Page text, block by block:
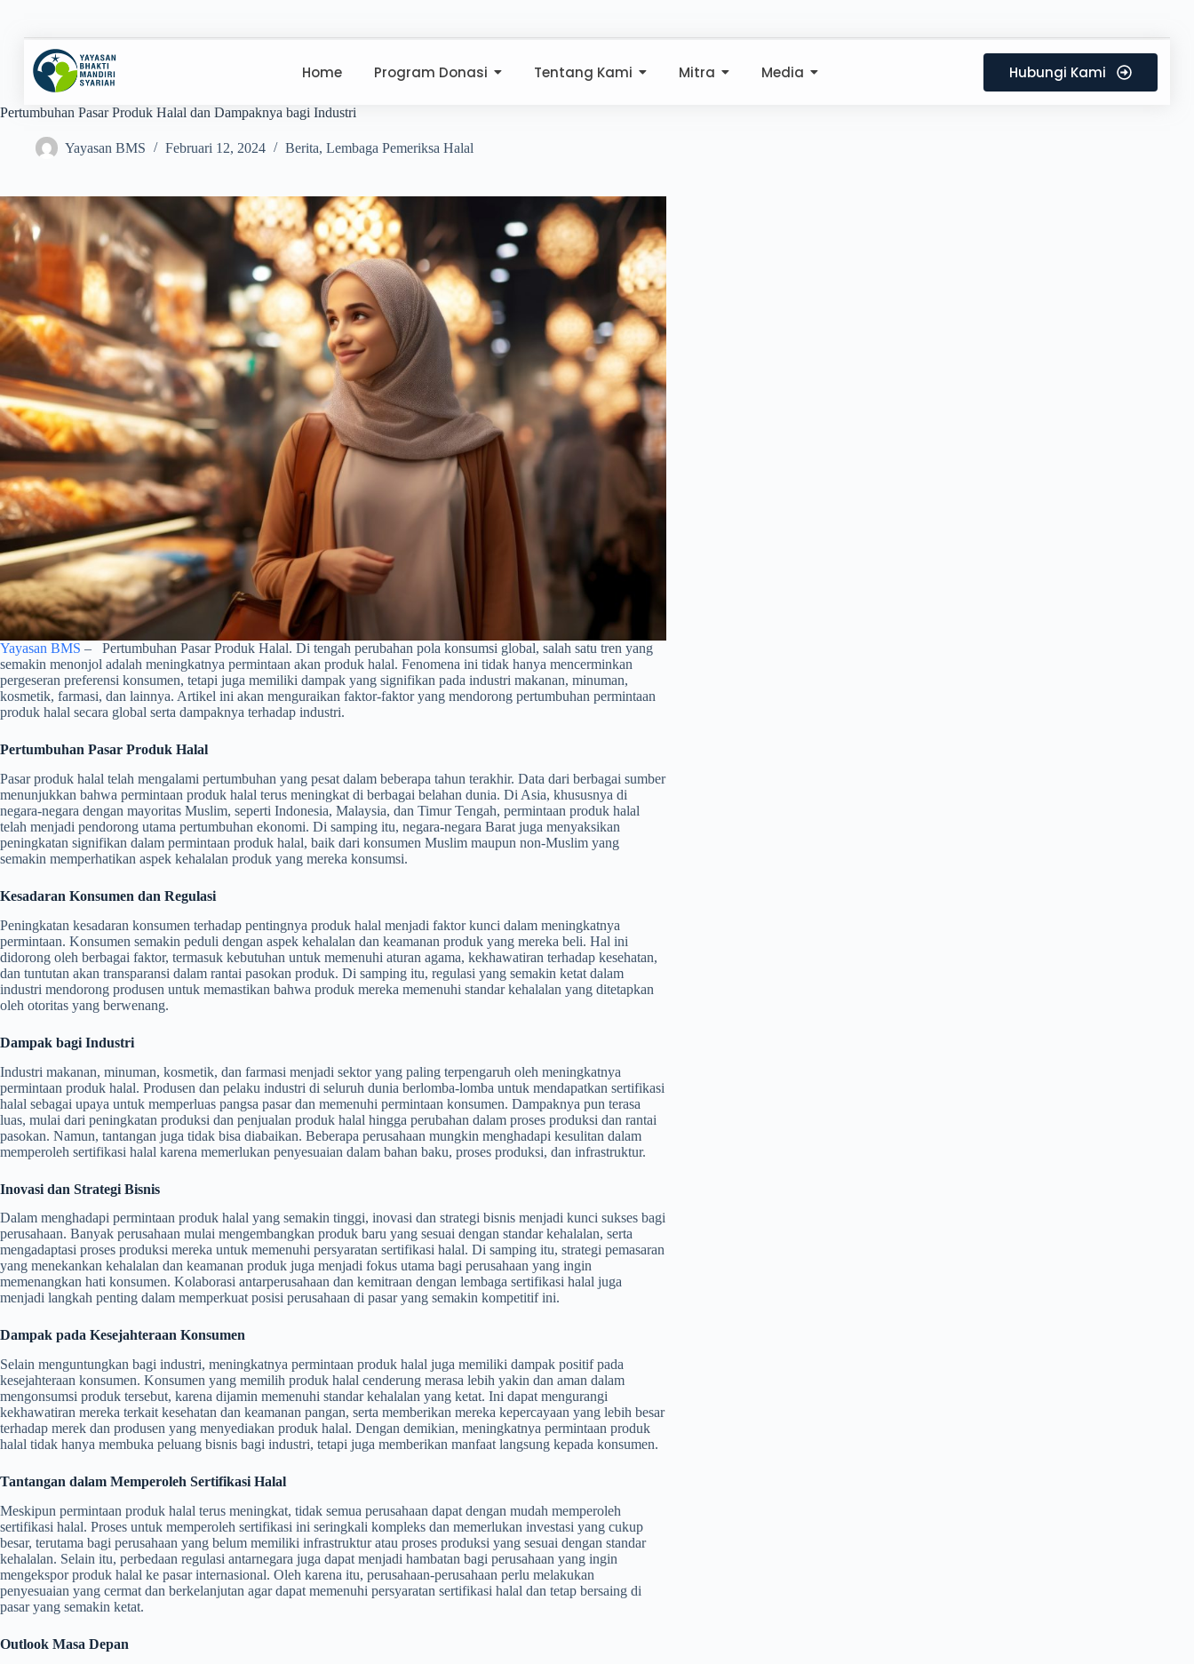
Home Program Donasi Tentang Kami Mitra Media Hubungi Kami
Pertumbuhan Pasar Produk Halal dan Dampaknya bagi Industri
Yayasan BMS Februari 12, 2024 Berita, Lembaga Pemeriksa Halal
Yayasan BMS – Pertumbuhan Pasar Produk Halal. Di tengah perubahan pola konsumsi global, salah satu tren yang
semakin menonjol adalah meningkatnya permintaan akan produk halal. Fenomena ini tidak hanya mencerminkan
pergeseran preferensi konsumen, tetapi juga memiliki dampak yang signifikan pada industri makanan, minuman,
kosmetik, farmasi, dan lainnya. Artikel ini akan menguraikan faktor-faktor yang mendorong pertumbuhan permintaan
produk halal secara global serta dampaknya terhadap industri.
Pertumbuhan Pasar Produk Halal
Pasar produk halal telah mengalami pertumbuhan yang pesat dalam beberapa tahun terakhir. Data dari berbagai sumber
menunjukkan bahwa permintaan produk halal terus meningkat di berbagai belahan dunia. Di Asia, khususnya di
negara-negara dengan mayoritas Muslim, seperti Indonesia, Malaysia, dan Timur Tengah, permintaan produk halal
telah menjadi pendorong utama pertumbuhan ekonomi. Di samping itu, negara-negara Barat juga menyaksikan
peningkatan signifikan dalam permintaan produk halal, baik dari konsumen Muslim maupun non-Muslim yang
semakin memperhatikan aspek kehalalan produk yang mereka konsumsi.
Kesadaran Konsumen dan Regulasi
Peningkatan kesadaran konsumen terhadap pentingnya produk halal menjadi faktor kunci dalam meningkatnya
permintaan. Konsumen semakin peduli dengan aspek kehalalan dan keamanan produk yang mereka beli. Hal ini
didorong oleh berbagai faktor, termasuk kebutuhan untuk memenuhi aturan agama, kekhawatiran terhadap kesehatan,
dan tuntutan akan transparansi dalam rantai pasokan produk. Di samping itu, regulasi yang semakin ketat dalam
industri mendorong produsen untuk memastikan bahwa produk mereka memenuhi standar kehalalan yang ditetapkan
oleh otoritas yang berwenang.
Dampak bagi Industri
Industri makanan, minuman, kosmetik, dan farmasi menjadi sektor yang paling terpengaruh oleh meningkatnya
permintaan produk halal. Produsen dan pelaku industri di seluruh dunia berlomba-lomba untuk mendapatkan sertifikasi
halal sebagai upaya untuk memperluas pangsa pasar dan memenuhi permintaan konsumen. Dampaknya pun terasa
luas, mulai dari peningkatan produksi dan penjualan produk halal hingga perubahan dalam proses produksi dan rantai
pasokan. Namun, tantangan juga tidak bisa diabaikan. Beberapa perusahaan mungkin menghadapi kesulitan dalam
memperoleh sertifikasi halal karena memerlukan penyesuaian dalam bahan baku, proses produksi, dan infrastruktur.
Inovasi dan Strategi Bisnis
Dalam menghadapi permintaan produk halal yang semakin tinggi, inovasi dan strategi bisnis menjadi kunci sukses bagi
perusahaan. Banyak perusahaan mulai mengembangkan produk baru yang sesuai dengan standar kehalalan, serta
mengadaptasi proses produksi mereka untuk memenuhi persyaratan sertifikasi halal. Di samping itu, strategi pemasaran
yang menekankan kehalalan dan keamanan produk juga menjadi fokus utama bagi perusahaan yang ingin
memenangkan hati konsumen. Kolaborasi antarperusahaan dan kemitraan dengan lembaga sertifikasi halal juga
menjadi langkah penting dalam memperkuat posisi perusahaan di pasar yang semakin kompetitif ini.
Dampak pada Kesejahteraan Konsumen
Selain menguntungkan bagi industri, meningkatnya permintaan produk halal juga memiliki dampak positif pada
kesejahteraan konsumen. Konsumen yang memilih produk halal cenderung merasa lebih yakin dan aman dalam
mengonsumsi produk tersebut, karena dijamin memenuhi standar kehalalan yang ketat. Ini dapat mengurangi
kekhawatiran mereka terkait kesehatan dan keamanan pangan, serta memberikan mereka kepercayaan yang lebih besar
terhadap merek dan produsen yang menyediakan produk halal. Dengan demikian, meningkatnya permintaan produk
halal tidak hanya membuka peluang bisnis bagi industri, tetapi juga memberikan manfaat langsung kepada konsumen.
Tantangan dalam Memperoleh Sertifikasi Halal
Meskipun permintaan produk halal terus meningkat, tidak semua perusahaan dapat dengan mudah memperoleh
sertifikasi halal. Proses untuk memperoleh sertifikasi ini seringkali kompleks dan memerlukan investasi yang cukup
besar, terutama bagi perusahaan yang belum memiliki infrastruktur atau proses produksi yang sesuai dengan standar
kehalalan. Selain itu, perbedaan regulasi antarnegara juga dapat menjadi hambatan bagi perusahaan yang ingin
mengekspor produk halal ke pasar internasional. Oleh karena itu, perusahaan-perusahaan perlu melakukan
penyesuaian yang cermat dan berkelanjutan agar dapat memenuhi persyaratan sertifikasi halal dan tetap bersaing di
pasar yang semakin ketat.
Outlook Masa Depan